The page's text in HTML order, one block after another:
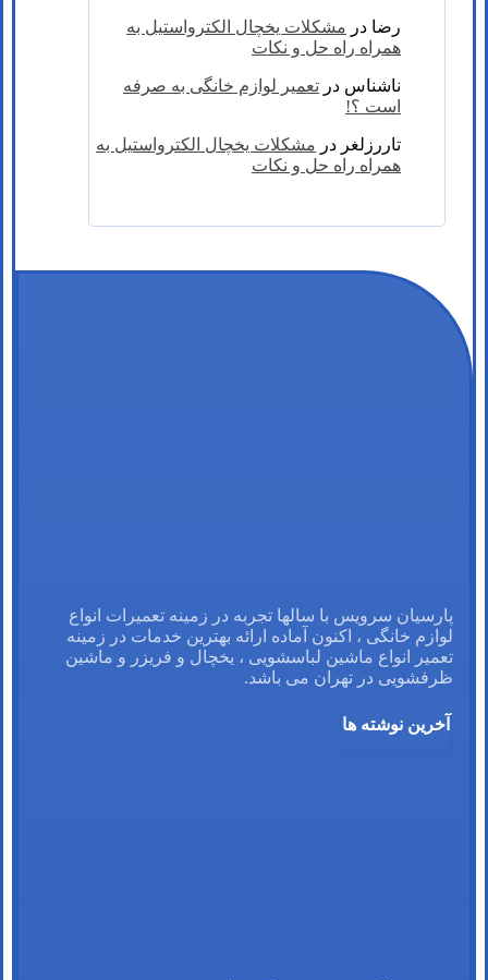
رضا در مشکلات یخچال الکترواستیل به
همراه راه حل و نکات
ناشناس در تعمیر لوازم خانگی به صرفه
است ؟!
تاررزلغر در مشکلات یخچال الکترواستیل به
همراه راه حل و نکات
پارسیان سرویس با سالها تجربه در زمینه تعمیرات انواع
لوازم خانگی ، اکنون آماده ارائه بهترین خدمات در زمینه
تعمیر انواع ماشین لباسشویی ، یخچال و فریزر و ماشین
ظرفشویی در تهران می باشد.
آخرین نوشته ها